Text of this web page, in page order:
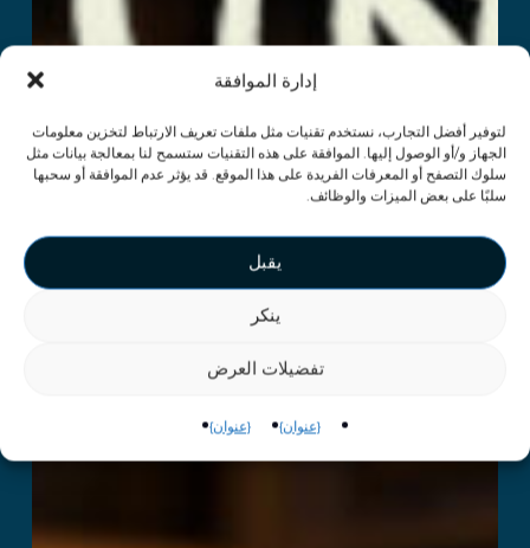
إدارة الموافقة
لتوفير أفضل التجارب، نستخدم تقنيات مثل ملفات تعريف الارتباط لتخزين معلومات
الجهاز و/أو الوصول إليها. الموافقة على هذه التقنيات ستسمح لنا بمعالجة بيانات مثل
سلوك التصفح أو المعرفات الفريدة على هذا الموقع. قد يؤثر عدم الموافقة أو سحبها
سلبًا على بعض الميزات والوظائف.
يقبل
ينكر
تفضيلات العرض
{عنوان} {عنوان}